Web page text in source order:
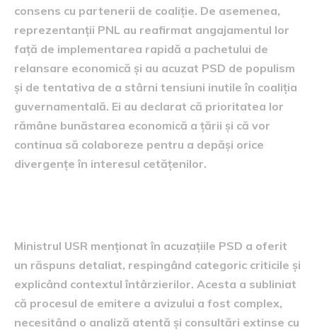
consens cu partenerii de coaliție. De asemenea,
reprezentanții PNL au reafirmat angajamentul lor
față de implementarea rapidă a pachetului de
relansare economică și au acuzat PSD de populism
și de tentativa de a stârni tensiuni inutile în coaliția
guvernamentală. Ei au declarat că prioritatea lor
rămâne bunăstarea economică a țării și că vor
continua să colaboreze pentru a depăși orice
divergențe în interesul cetățenilor.
Ministrul USR menționat în acuzațiile PSD a oferit
un răspuns detaliat, respingând categoric criticile și
explicând contextul întârzierilor. Acesta a subliniat
că procesul de emitere a avizului a fost complex,
necesitând o analiză atentă și consultări extinse cu